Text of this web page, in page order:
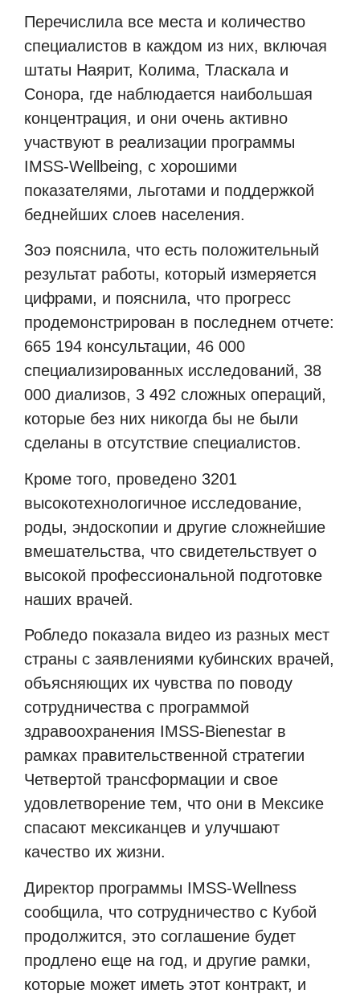
Перечислила все места и количество
специалистов в каждом из них, включая
штаты Наярит, Колима, Тласкала и
Сонора, где наблюдается наибольшая
концентрация, и они очень активно
участвуют в реализации программы
IMSS-Wellbeing, с хорошими
показателями, льготами и поддержкой
беднейших слоев населения.
Зоэ пояснила, что есть положительный
результат работы, который измеряется
цифрами, и пояснила, что прогресс
продемонстрирован в последнем отчете:
665 194 консультации, 46 000
специализированных исследований, 38
000 диализов, 3 492 сложных операций,
которые без них никогда бы не были
сделаны в отсутствие специалистов.
Кроме того, проведено 3201
высокотехнологичное исследование,
роды, эндоскопии и другие сложнейшие
вмешательства, что свидетельствует о
высокой профессиональной подготовке
наших врачей.
Робледо показала видео из разных мест
страны с заявлениями кубинских врачей,
объясняющих их чувства по поводу
сотрудничества с программой
здравоохранения IMSS-Bienestar в
рамках правительственной стратегии
Четвертой трансформации и свое
удовлетворение тем, что они в Мексике
спасают мексиканцев и улучшают
качество их жизни.
Директор программы IMSS-Wellness
сообщила, что сотрудничество с Кубой
продолжится, это соглашение будет
продлено еще на год, и другие рамки,
которые может иметь этот контракт, и